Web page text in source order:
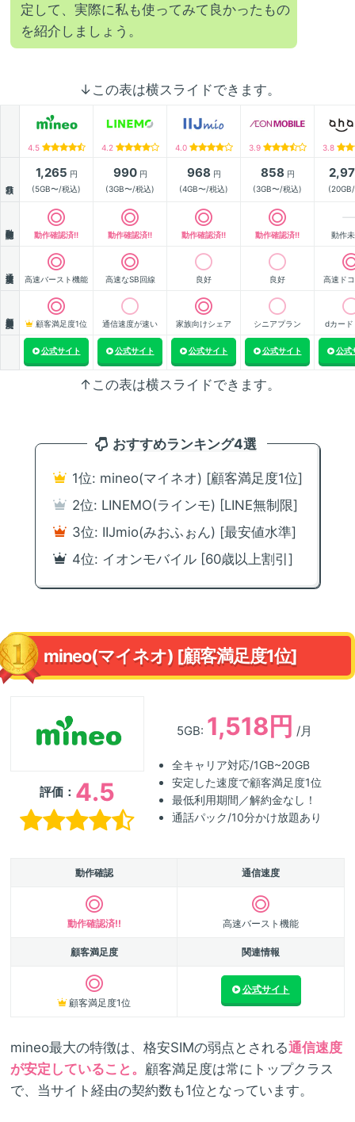
定して、実際に私も使ってみて良かったもの
を紹介しましょう。
↓この表は横スライドできます。
4.5 4.2 4.0 3.9 3.8
1,265 円
(5GB〜/税込)
990円
(3GB〜/税込)
968 円
(4GB〜/税込)
858 円
(3GB〜/税込)
動作確認済!! 動作確認済!! 動作確認済!! 動作確認済!! 動作
高速バースト機能 高速なSB回線 良好 良好 高速ド
顧客満足度1位 通信速度が速い 家族向けシェア シニアプラン dカード
公式サイト 公式サイト 公式サイト 公式サイト 公式
↑この表は横スライドできます。
おすすめランキング4選
1位: mineo(マイネオ) [顧客満足度1位]
2位: LINEMO(ラインモ) [LINE無制限]
3位: IIJmio(みおふぉん) [最安値水準]
4位: イオンモバイル [60歳以上割引]
mineo(マイネオ) [顧客満足度1位]
評価： 4.5
5GB: 1,518円 /月
全キャリア対応/1GB~20GB
安定した速度で顧客満足度1位
最低利用期間／解約金なし！
通話パック/10分かけ放題あり
動作確認 通信速度
動作確認済!! 高速バースト機能
顧客満足度 関連情報
顧客満足度1位
公式サイト
mineo最大の特徴は、格安SIMの弱点とされる通信速度
が安定していること。 顧客満足度は常にトップクラス
で、当サイト経由の契約数も1位となっています。